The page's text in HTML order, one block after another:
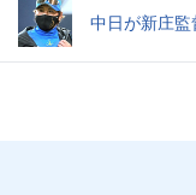
中日が新庄